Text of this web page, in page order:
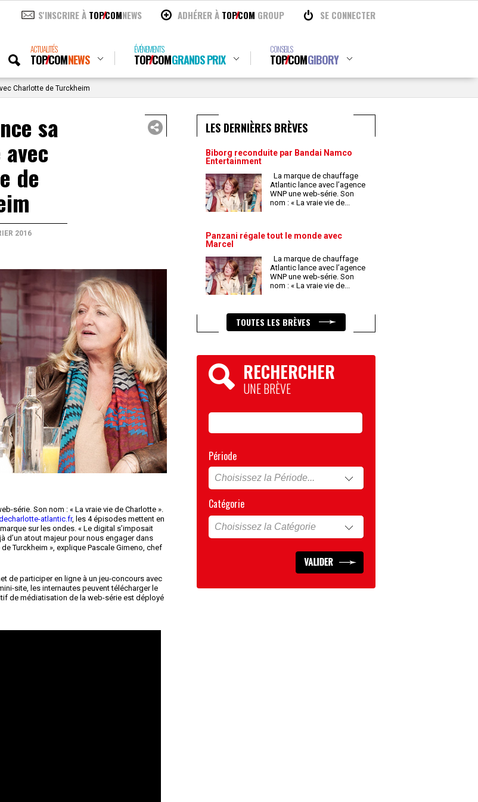
S'INSCRIRE À TOPCOMNEWS ADHÉRER À TOPCOM GROUP SE CONNECTER
ACTUALITÉS
TOPCOMNEWS
ÉVÉNEMENTS
TOPCOMGRANDS PRIX
CONSEILS
TOPCOMGIBORY
Charlotte de Turckheim
sa
de
2016
série. Son nom : « La vraie vie de Charlotte ».
atlantic.fr, les 4 épisodes mettent en
sur les ondes. « Le digital s’imposait
atout majeur pour nous engager dans
Turckheim », explique Pascale Gimeno, chef
de participer en ligne à un jeu-concours avec
site, les internautes peuvent télécharger le
de médiatisation de la web-série est déployé
LES DERNIÈRES BRÈVES
Biborg reconduite par Bandai Namco
Entertainment
La marque de chauffage
Atlantic lance avec l’agence
WNP une web-série. Son
nom : « La vraie vie de...
Panzani régale tout le monde avec
Marcel
La marque de chauffage
Atlantic lance avec l’agence
WNP une web-série. Son
nom : « La vraie vie de...
TOUTES LES BRÈVES
RECHERCHER
UNE BRÈVE
Période
Catégorie